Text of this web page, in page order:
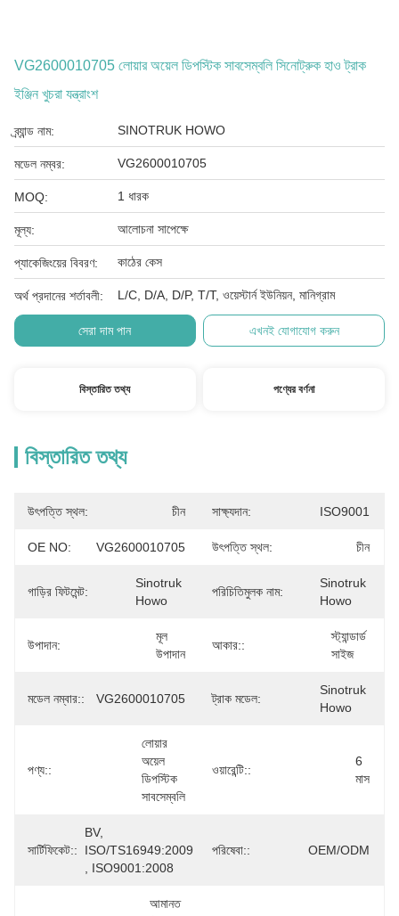
VG2600010705 লোয়ার অয়েল ডিপস্টিক সাবসেম্বলি সিনোট্রুক হাও ট্রাক
ইঞ্জিন খুচরা যন্ত্রাংশ
ব্র্যান্ড নাম: SINOTRUK HOWO
মডেল নম্বর: VG2600010705
MOQ: 1 ধারক
মূল্য: আলোচনা সাপেক্ষে
প্যাকেজিংয়ের বিবরণ: কাঠের কেস
অর্থ প্রদানের শর্তাবলী: L/C, D/A, D/P, T/T, ওয়েস্টার্ন ইউনিয়ন, মানিগ্রাম
সেরা দাম পান এখনই যোগাযোগ করুন
বিস্তারিত তথ্য পণ্যের বর্ণনা
বিস্তারিত তথ্য
উৎপত্তি স্থল: চীন সাক্ষ্যদান: ISO9001
OE NO: VG2600010705 উৎপত্তি স্থল: চীন
গাড়ির ফিটমেন্ট:
Sinotruk
Howo
পরিচিতিমুলক নাম:
Sinotruk
Howo
উপাদান:
মূল
উপাদান
আকার::
স্ট্যান্ডার্ড
সাইজ
মডেল নম্বার:: VG2600010705 ট্রাক মডেল:
Sinotruk
Howo
পণ্য::
লোয়ার
অয়েল
ডিপস্টিক
সাবসেম্বলি
ওয়ারেন্টি::
6
মাস
সার্টিফিকেট::
BV,
ISO/TS16949:2009
, ISO9001:2008
পরিষেবা:: OEM/ODM
আমানত